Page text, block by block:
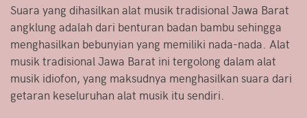
Suara yang dihasilkan alat musik tradisional Jawa Barat
angklung adalah dari benturan badan bambu sehingga
menghasilkan bebunyian yang memiliki nada-nada. Alat
musik tradisional Jawa Barat ini tergolong dalam alat
musik idiofon, yang maksudnya menghasilkan suara dari
getaran keseluruhan alat musik itu sendiri.